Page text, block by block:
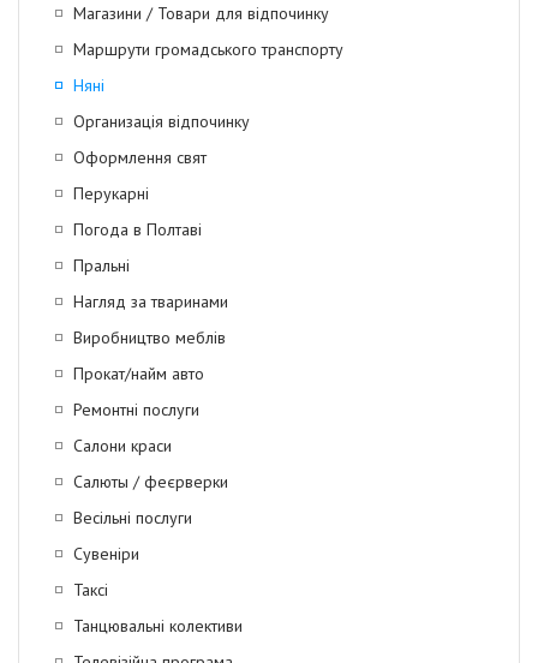
Магазини / Товари для відпочинку
Маршрути громадського транспорту
Няні
Организація відпочинку
Оформлення свят
Перукарні
Погода в Полтаві
Пральні
Нагляд за тваринами
Виробництво меблів
Прокат/найм авто
Ремонтні послуги
Салони краси
Салюты / феєрверки
Весільні послуги
Сувеніри
Таксі
Танцювальні колективи